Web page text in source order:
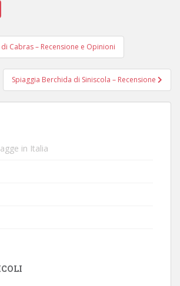
Cabras – Recensione e Opinioni
Spiaggia Berchida di Siniscola – Recensione
in Italia